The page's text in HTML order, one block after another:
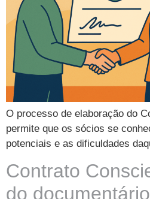
O processo de elaboração do
permite que os sócios se
potenciais e as dificuldades
Contrato
do